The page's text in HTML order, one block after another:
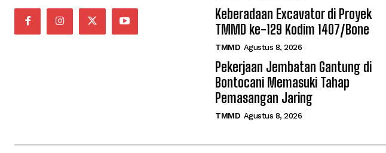
Keberadaan Excavator di Proyek
TMMD ke-129 Kodim 1407/Bone
TMMD Agustus 8, 2026
Pekerjaan Jembatan Gantung di
Bontocani Memasuki Tahap
Pemasangan Jaring
TMMD Agustus 8, 2026